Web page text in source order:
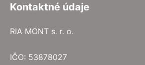
Kontaktné údaje
RIA MONT s. r. o.
IČO: 53878027